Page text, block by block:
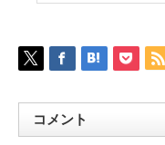
コメント